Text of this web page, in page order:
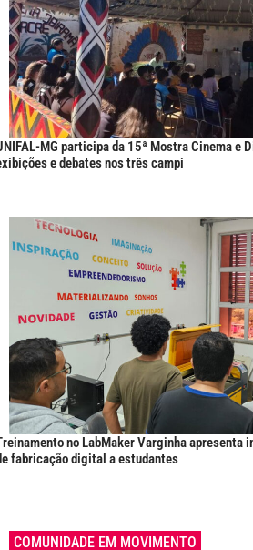
MG participa da 15ª Mostra Cinema e
e debates nos três campi
no LabMaker Varginha apresenta
fabricação digital a estudantes
COMUNIDADE EM MOVIMENTO